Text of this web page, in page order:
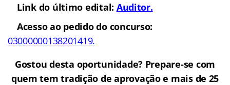
Link do último edital: Auditor.
Acesso ao pedido do concurso:
03000000138201419.
Gostou desta oportunidade? Prepare-se com
quem tem tradição de aprovação e mais de 25